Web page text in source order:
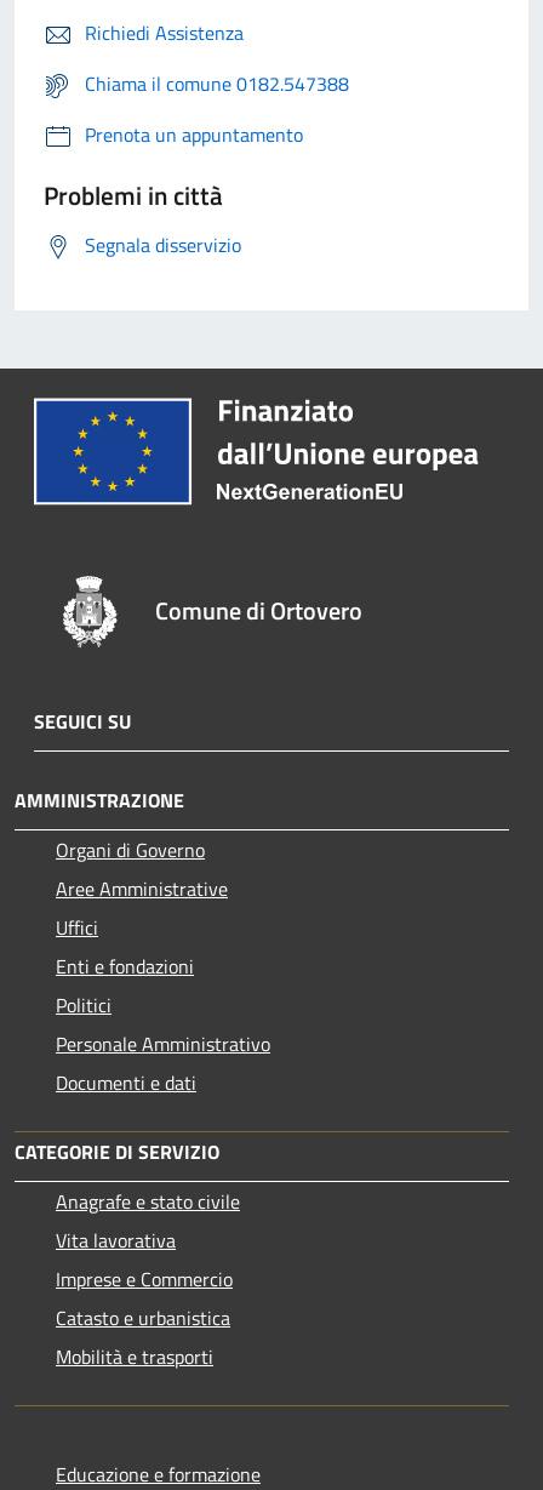
Richiedi Assistenza
Chiama il comune 0182.547388
Prenota un appuntamento
Problemi in città
Segnala disservizio
Comune di Ortovero
SEGUICI SU
AMMINISTRAZIONE
Organi di Governo
Aree Amministrative
Uffici
Enti e fondazioni
Politici
Personale Amministrativo
Documenti e dati
CATEGORIE DI SERVIZIO
Anagrafe e stato civile
Vita lavorativa
Imprese e Commercio
Catasto e urbanistica
Mobilità e trasporti
Educazione e formazione